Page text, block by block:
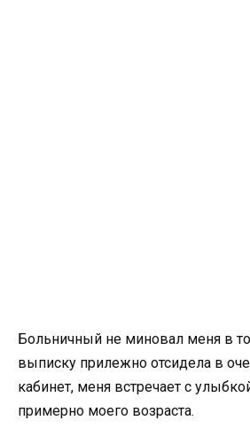
Больничный не миновал меня в
выписку прилежно отсидела в
кабинет, меня встречает с
примерно моего возраста.